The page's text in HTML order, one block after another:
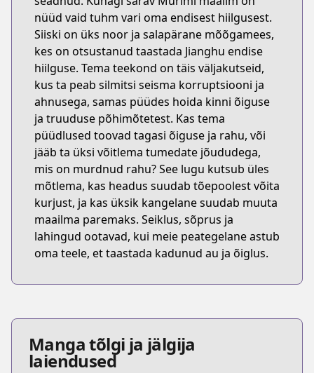
nüüd vaid tuhm vari oma endisest hiilgusest.
Siiski on üks noor ja salapärane mõõgamees,
kes on otsustanud taastada Jianghu endise
hiilguse. Tema teekond on täis väljakutseid,
kus ta peab silmitsi seisma korruptsiooni ja
ahnusega, samas püüdes hoida kinni õiguse
ja truuduse põhimõtetest. Kas tema
püüdlused toovad tagasi õiguse ja rahu, või
jääb ta üksi võitlema tumedate jõududega,
mis on murdnud rahu? See lugu kutsub üles
mõtlema, kas headus suudab tõepoolest võita
kurjust, ja kas üksik kangelane suudab muuta
maailma paremaks. Seiklus, sõprus ja
lahingud ootavad, kui meie peategelane astub
oma teele, et taastada kadunud au ja õiglus.
Manga tõlgi ja jälgija
laiendused